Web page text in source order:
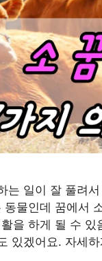
는 일이 잘 풀려
물인데 꿈에서
을 하게 될 수
있겠어요. 자세